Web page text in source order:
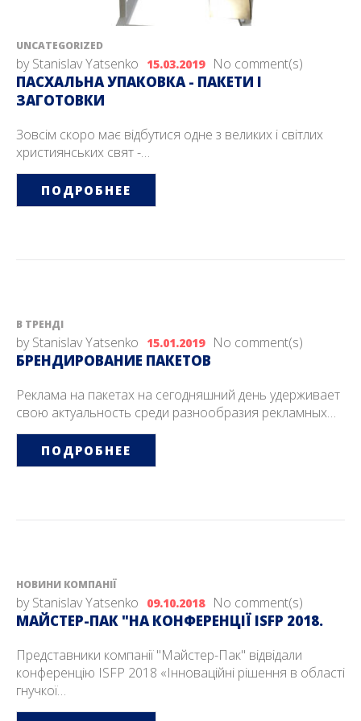
UNCATEGORIZED
byStanislav Yatsenko 15.03.2019 No comment(s)
ПАСХАЛЬНА УПАКОВКА - ПАКЕТИ І
ЗАГОТОВКИ
Зовсім скоро має відбутися одне з великих і світлих
християнських свят -…
ПОДРОБНЕЕ
В ТРЕНДІ
byStanislav Yatsenko 15.01.2019 No comment(s)
БРЕНДИРОВАНИЕ ПАКЕТОВ
Реклама на пакетах на сегодняшний день удерживает
свою актуальность среди разнообразия рекламных…
ПОДРОБНЕЕ
НОВИНИ КОМПАНІЇ
byStanislav Yatsenko 09.10.2018 No comment(s)
МАЙСТЕР-ПАК "НА КОНФЕРЕНЦІЇ ISFP 2018.
Представники компанії "Майстер-Пак" відвідали
конференцію ISFP 2018 «Інноваційні рішення в області
гнучкої…